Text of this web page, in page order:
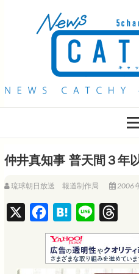
QAB NEWS
仲井真知事 普天間３年
琉球朝日放送 報道制作局 2006
a
c
e
H
a
t
e
i
n
e
h
r
e